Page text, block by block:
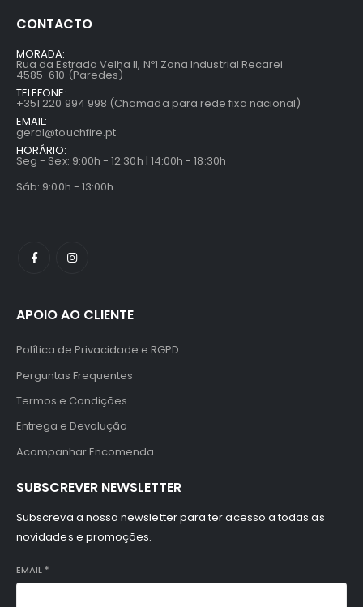
CONTACTO
MORADA:
Rua da Estrada Velha II, Nº1 Zona Industrial Recarei
4585-610 (Paredes)
TELEFONE:
+351 220 994 998 (Chamada para rede fixa nacional)
EMAIL:
geral@touchfire.pt
HORÁRIO:
Seg - Sex: 9:00h - 12:30h | 14:00h - 18:30h
Sáb: 9:00h - 13:00h
APOIO AO CLIENTE
Política de Privacidade e RGPD
Perguntas Frequentes
Termos e Condições
Entrega e Devolução
Acompanhar Encomenda
SUBSCREVER NEWSLETTER
Subscreva a nossa newsletter para ter acesso a todas as
novidades e promoções.
EMAIL *